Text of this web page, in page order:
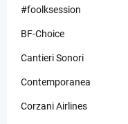
#foolksession
BF-Choice
Cantieri Sonori
Contemporanea
Corzani Airlines